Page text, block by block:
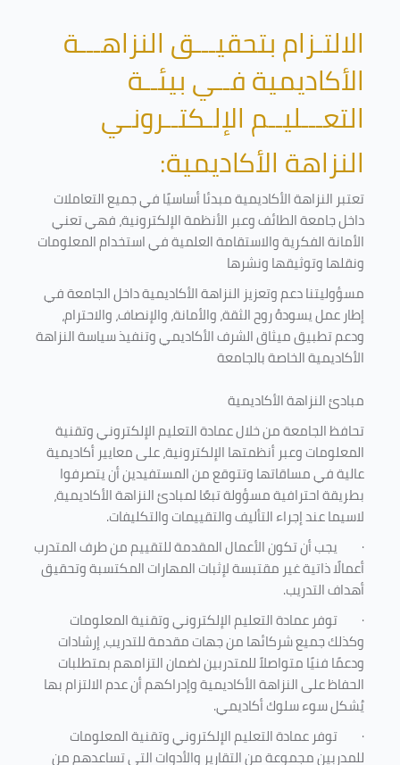
الالتـزام بتحقيـــق النزاهـــة
الأكاديمية فــي بيئــة
التعـــليــم الإلـكتــرونـي
النزاهة الأكاديمية:
تعتبر النزاهة الأكاديمية مبدئا أساسيًا في جميع التعاملات
داخل جامعة الطائف وعبر الأنظمة الإلكترونية، فهي تعني
الأمانة الفكرية والاستقامة العلمية في استخدام المعلومات
ونقلها وتوثيقها ونشرها
مسؤوليتنا دعم وتعزيز النزاهة الأكاديمية داخل الجامعة في
إطار عمل يسودهُ روح الثقة، والأمانة، والإنصاف، والاحترام،
ودعم تطبيق ميثاق الشرف الأكاديمي وتنفيذ سياسة النزاهة
الأكاديمية الخاصة بالجامعة
مبادئ النزاهة الأكاديمية
تحافظ الجامعة من خلال عمادة التعليم الإلكتروني وتقنية
المعلومات وعبر أنظمتها الإلكترونية، على معايير أكاديمية
عالية في مساقاتها وتتوقع من المستفيدين أن يتصرفوا
بطريقة احترافية مسؤولة تبعًا لمبادئ النزاهة الأكاديمية،
لاسيما عند إجراء التأليف والتقييمات والتكليفات.
· يجب أن تكون الأعمال المقدمة للتقييم من طرف المتدرب
أعمالًا ذاتية غير مقتبسة لإثبات المهارات المكتسبة وتحقيق
أهداف التدريب.
· توفر عمادة التعليم الإلكتروني وتقنية المعلومات
وكذلك جميع شركائها من جهات مقدمة للتدريب، إرشادات
ودعمًا فنيًا متواصلاً للمتدربين لضمان التزامهم بمتطلبات
الحفاظ على النزاهة الأكاديمية وإدراكهم أن عدم الالتزام بها
يُشكل سوء سلوك أكاديمي.
· توفر عمادة التعليم الإلكتروني وتقنية المعلومات
للمدربين مجموعة من التقارير والأدوات التي تساعدهم من